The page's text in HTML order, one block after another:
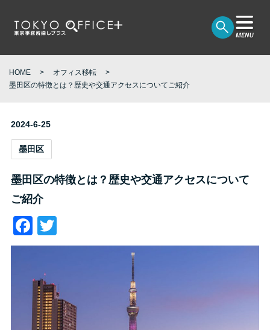
HOME
オフィス移転
墨田区の特徴とは？歴史や交通アクセスについてご紹介
2024-6-25
墨田区
墨田区の特徴とは？歴史や交通アクセスについて
ご紹介
Facebook